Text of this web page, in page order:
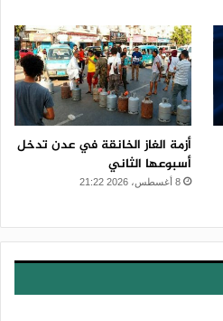
أزمة الغاز الخانقة في عدن تدخل
أسبوعها الثاني
8 أغسطس، 2026 21:22